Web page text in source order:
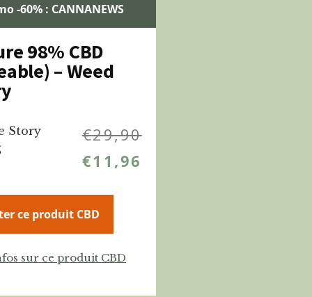
-60% : CANNANEWS
98% CBD
– Weed
Story
€29,90
€11,96
ce produit CBD
sur ce produit CBD